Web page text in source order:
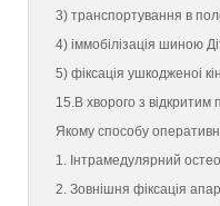
3) транспортування в
4) iммобiлiзацiя шиною
5) фiксацiя ушкодженоi
15.В хворого з
Якому способу
1. Інтрамедулярний
2. Зовнiшня фiксацiя